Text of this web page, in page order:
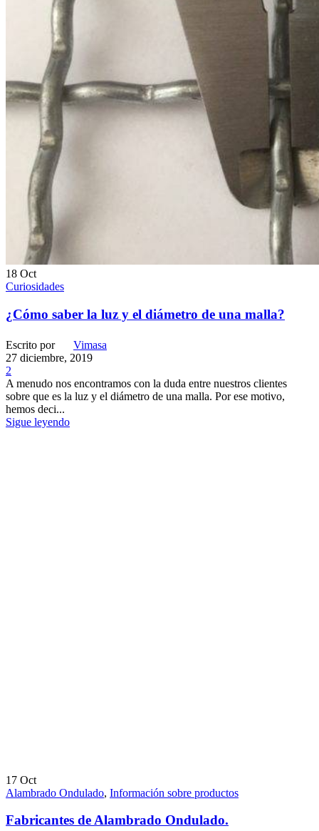
18 Oct
Curiosidades
¿Cómo saber la luz y el diámetro de una malla?
Escrito por
Vimasa
27 diciembre, 2019
2
A menudo nos encontramos con la duda entre nuestros clientes
sobre que es la luz y el diámetro de una malla. Por ese motivo,
hemos deci...
Sigue leyendo
17 Oct
Alambrado Ondulado, Información sobre productos
Fabricantes de Alambrado Ondulado.